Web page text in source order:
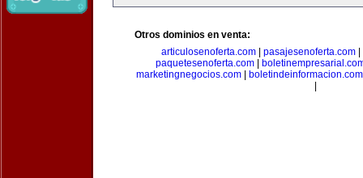
Otros dominios en venta:
articulosenoferta.com
pasajesenoferta.com
paquetesenoferta.com|
marketingnegocios.com
boletindeinformacion.com